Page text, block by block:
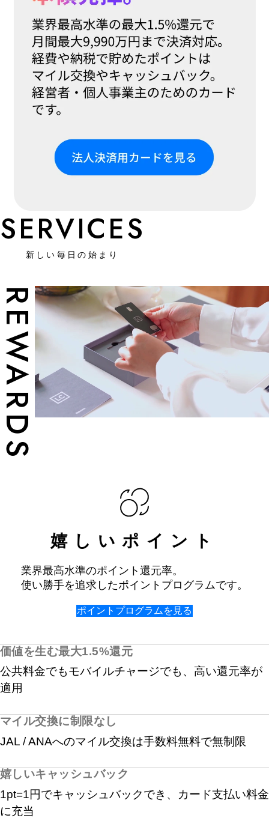
SERVICES
新しい毎日の始まり
嬉しいポイント
業界最高水準のポイント還元率。
使い勝手を追求したポイントプログラムです。
ポイントプログラムを見る
価値を生む最大1.5%還元
公共料金でもモバイルチャージでも、高い還元率が
適用
マイル交換に制限なし
JAL / ANAへのマイル交換は手数料無料で無制限
嬉しいキャッシュバック
1pt=1円でキャッシュバックでき、カード支払い料金
に充当